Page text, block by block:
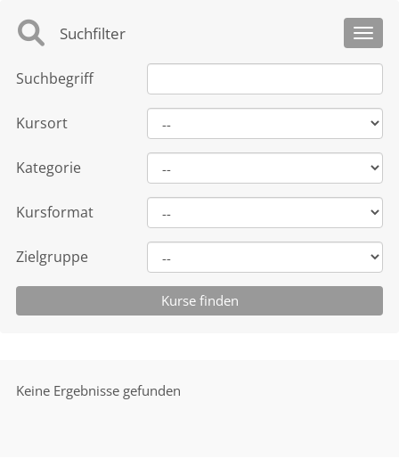
Suchfilter
Suchbegriff
Kursort
Kategorie
Kursformat
Zielgruppe
Keine Ergebnisse gefunden